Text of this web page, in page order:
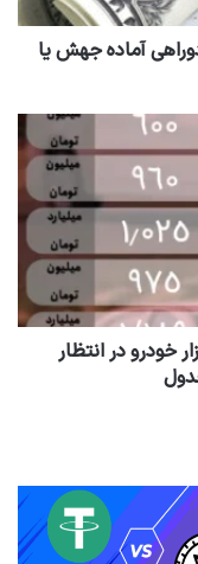
آماده جهش یا
امروز 6 مرداد 1404 / بازار خودرو در انتظار